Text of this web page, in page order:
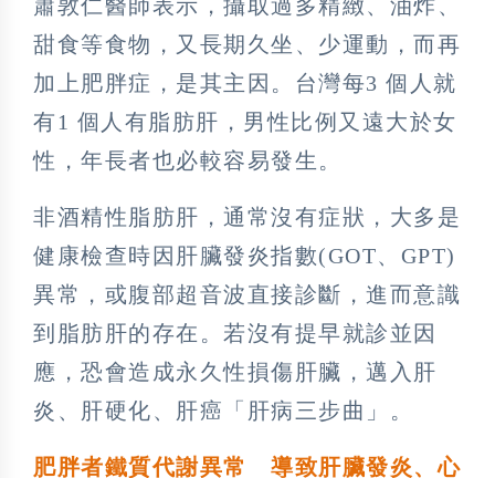
蕭敦仁醫師表示，攝取過多精緻、油炸、
甜食等食物，又長期久坐、少運動，而再
加上肥胖症，是其主因。台灣每3 個人就
有1 個人有脂肪肝，男性比例又遠大於女
性，年長者也必較容易發生。
非酒精性脂肪肝，通常沒有症狀，大多是
健康檢查時因肝臟發炎指數(GOT、GPT)
異常，或腹部超音波直接診斷，進而意識
到脂肪肝的存在。若沒有提早就診並因
應，恐會造成永久性損傷肝臟，邁入肝
炎、肝硬化、肝癌「肝病三步曲」。
肥胖者鐵質代謝異常 導致肝臟發炎、心